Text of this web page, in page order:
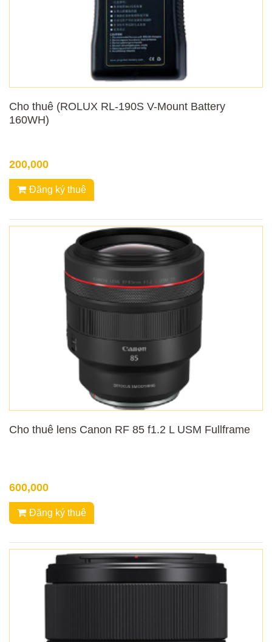
Cho thuê (ROLUX RL-190S V-Mount Battery
160WH)
200,000
Đăng ký thuê
Cho thuê lens Canon RF 85 f1.2 L USM Fullframe
600,000
Đăng ký thuê